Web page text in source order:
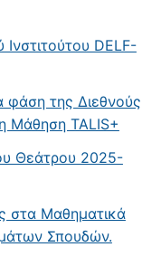
DELF-
φάση της Διεθνούς
Μάθηση TALIS+
Θεάτρου 2025-
στα Μαθηματικά
Σπουδών.